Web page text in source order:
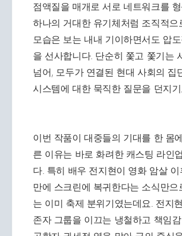
점액질을 매개로 서로 네트워크를
하나의 거대한 유기체처럼 조직적으
모습은 보는 내내 기이하면서도 압
을 선사합니다. 단순히 쫓고 쫓기는
넘어, 모두가 연결된 현대 사회의 집
시스템에 대한 묵직한 질문을 던지
이번 작품이 대중들의 기대를 한 몸
른 이유는 바로 화려한 캐스팅 라인
다. 특히 배우 전지현이 영화 암살 이
만에 스크린에 복귀한다는 소식만으
는 이미 축제 분위기였는데요. 전지
존자 그룹을 이끄는 냉철하고 책임